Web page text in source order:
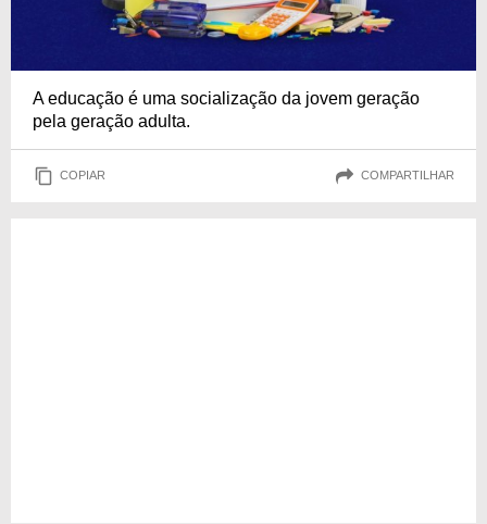
A educação é uma socialização da jovem geração
pela geração adulta.
COPIAR COMPARTILHAR